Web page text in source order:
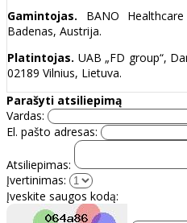
Gamintojas. BANO
Badenas, Austrija.
Platintojas. UAB „FD group“,
02189 Vilnius, Lietuva.
Parašyti atsiliepimą
Vardas:
El. pašto adresas:
Atsiliepimas:
Įvertinimas:
Įveskite saugos kodą: